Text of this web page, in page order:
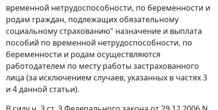
временной нетрудоспособности, по беременности и
родам граждан, подлежащих обязательному
социальному страхованию" назначение и выплата
пособий по временной нетрудоспособности, по
беременности и родам осуществляются
работодателем по месту работы застрахованного
лица (за исключением случаев, указанных в частях 3
и 4данной статьи).